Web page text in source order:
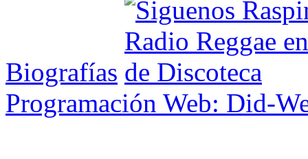
Biografías
Programación Web: Did-